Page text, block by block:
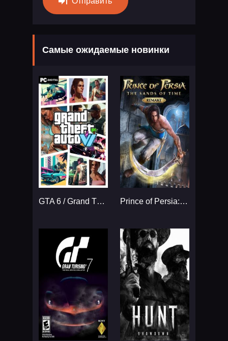
Самые ожидаемые новинки
GTA 6 / Grand Theft Auto VI Prince of Persia: The Sands